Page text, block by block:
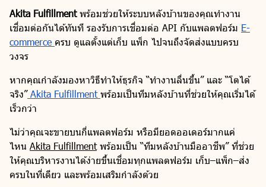
Akita Fulfillmentพร้อมช่วยให้ระบบหลังบ้านของคุณทำงาน
เชื่อมต่อกันได้ทันที รองรับการเชื่อมต่อ API กับแพลตฟอร์ม E-
commerce ครบ ดูแลตั้งแต่เก็บ แพ็ก ไปจนถึงจัดส่งแบบครบ
วงจร
หากคุณกำลังมองหาวิธีทำให้ธุรกิจ “ทำงานลื่นขึ้น” และ “โตได้
จริง”Akita Fulfillment พร้อมเป็นทีมหลังบ้านที่ช่วยให้คุณเริ่มได้
เร็วกว่า
ไม่ว่าคุณจะขายบนกี่แพลตฟอร์ม หรือมียอดออเดอร์มากแค่
ไหน Akita Fulfillmentพร้อมเป็น “ทีมหลังบ้านมืออาชีพ” ที่ช่วย
ให้คุณบริหารงานได้ง่ายขึ้นเชื่อมทุกแพลตฟอร์ม เก็บ–แพ็ก–ส่ง
ครบในที่เดียว และพร้อมเสริมกำลังด้วย